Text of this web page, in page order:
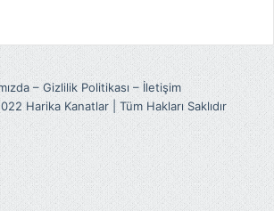
– Gizlilik Politikası – İletişim
Harika Kanatlar | Tüm Hakları Saklıdır